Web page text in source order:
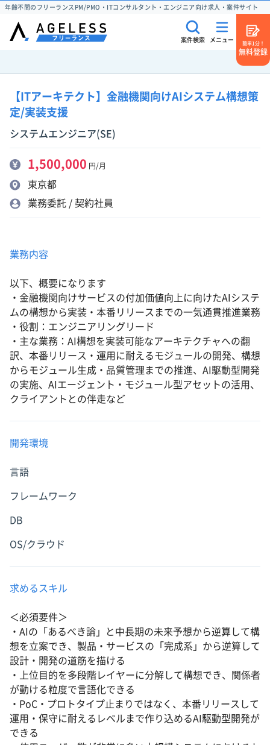
年齢不問のフリーランスPM/PMO・ITコンサルタント・エンジニア向け求人・案件サイト
案件検索 メニュー
簡単1分！
無料登録
【ITアーキテクト】金融機関向けAIシステム構想策
定/実装支援
システムエンジニア(SE)
1,500,000 円/月
東京都
業務委託 / 契約社員
業務内容
以下、概要になります
・金融機関向けサービスの付加価値向上に向けたAIシステ
ムの構想から実装・本番リリースまでの一気通貫推進業務
・役割：エンジニアリングリード
・主な業務：AI構想を実装可能なアーキテクチャへの翻
訳、本番リリース・運用に耐えるモジュールの開発、構想
からモジュール生成・品質管理までの推進、AI駆動型開発
の実施、AIエージェント・モジュール型アセットの活用、
クライアントとの伴走など
開発環境
言語
フレームワーク
DB
OS/クラウド
求めるスキル
＜必須要件＞
・AIの「あるべき論」と中長期の未来予想から逆算して構
想を立案でき、製品・サービスの「完成系」から逆算して
設計・開発の道筋を描ける
・上位目的を多段階レイヤーに分解して構想でき、関係者
が動ける粒度で言語化できる
・PoC・プロトタイプ止まりではなく、本番リリースして
運用・保守に耐えるレベルまで作り込めるAI駆動型開発が
できる